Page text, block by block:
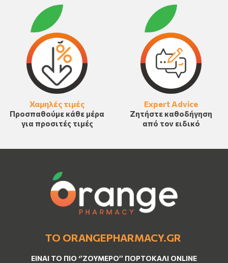
Χαμηλές τιμές
Προσπαθούμε κάθε μέρα
για προσιτές τιμές
Expert Advice
Ζητήστε καθοδήγηση
από τον ειδικό
ΤΟ ORANGEPHARMACY.GR
ΕΊΝΑΙ ΤO ΠΙΟ ‘’ΖΟΥΜΕΡΌ’’ ΠΟΡΤΟΚΑΛΊ ΟNLINE